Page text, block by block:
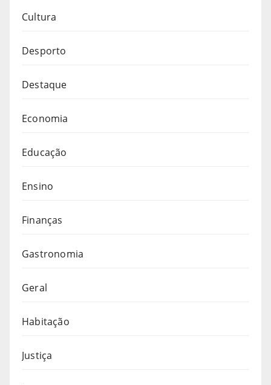
Cultura
Desporto
Destaque
Economia
Educação
Ensino
Finanças
Gastronomia
Geral
Habitação
Justiça